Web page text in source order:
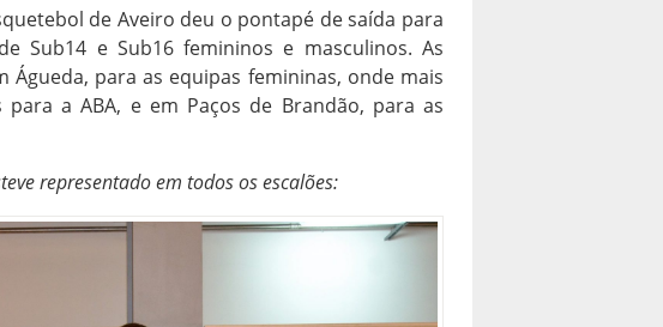
de Aveiro deu o pontapé de saída para
Sub14 e Sub16 femininos e masculinos. As
Águeda, para as equipas femininas, onde mais
a ABA, e em Paços de Brandão, para as
representado em todos os escalões: